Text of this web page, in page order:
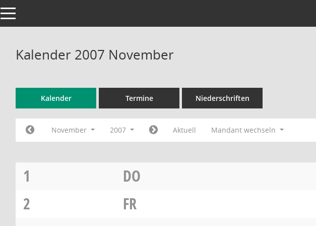
Toggle navigation
Kalender 2007 November
Kalender Termine Niederschriften
November 2007 Aktuell Mandant wechseln
1
DO
2
FR